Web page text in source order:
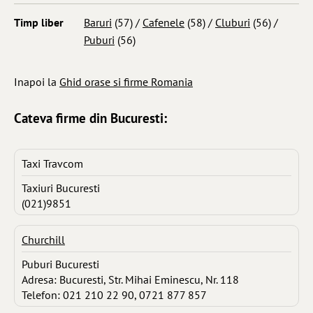
Timp liber Baruri (57) / Cafenele (58) / Cluburi (56) /
Puburi (56)
Inapoi la Ghid orase si firme Romania
Cateva firme din Bucuresti:
Taxi Travcom
Taxiuri Bucuresti
(021)9851
Churchill
Puburi Bucuresti
Adresa: Bucuresti, Str. Mihai Eminescu, Nr. 118
Telefon: 021 210 22 90, 0721 877 857